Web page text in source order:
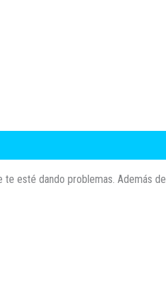
esté dando problemas. Además